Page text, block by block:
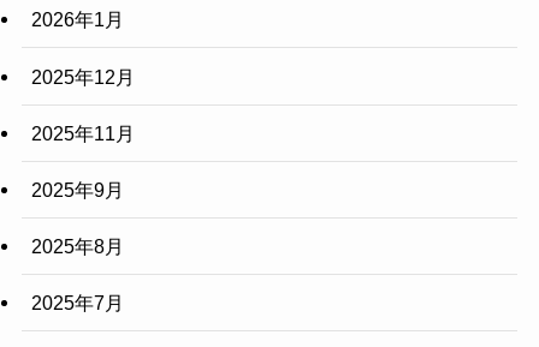
2026年1月
2025年12月
2025年11月
2025年9月
2025年8月
2025年7月